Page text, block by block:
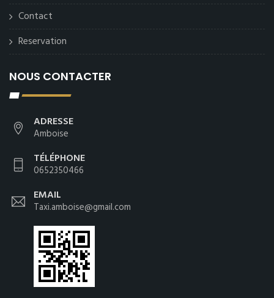
Contact
Reservation
NOUS CONTACTER
ADRESSE
Amboise
TÉLÉPHONE
0652350466
EMAIL
Taxi.amboise@gmail.com